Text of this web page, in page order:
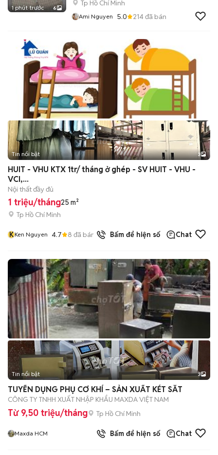
1 phút trước 6
Tp Hồ Chí Minh
Ami Nguyen 5.0 214đã bán
Tin nổi bật 3
HUIT - VHU KTX 1tr/ tháng ở ghép - SV HUIT - VHU -
VCI,...
Nội thất đầy đủ
1 triệu/tháng25 m²
Tp Hồ Chí Minh
KKen Nguyen 4.7 8 đã bán Bấm để hiện số Chat
Tin nổi bật 3
TUYỂN DỤNG PHỤ CƠ KHÍ – SẢN XUẤT KÉT SẮT
CÔNG TY TNHH XUẤT NHẬP KHẨU MAXDA VIỆT NAM
Từ 9,50 triệu/tháng Tp Hồ Chí Minh
Maxda HCM Bấm để hiện số Chat